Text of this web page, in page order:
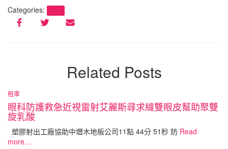
Categories:
Related Posts
租車
眼科防護救急近視雷射艾麗斯尋求縫雙眼皮幫助聚雙
旋乳酸
塑膠射出工廠協助中壢木地板公司11點 44分 51秒 防 Read
more…